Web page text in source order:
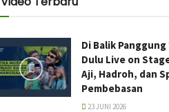
Di Balik
Dulu Live on
Aji, Hadroh, dan
Pembebasan
23 JUNI 2026